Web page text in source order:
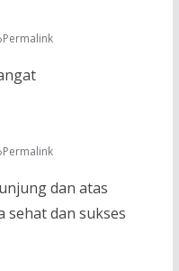
Permalink
Permalink
dan atas
sehat dan sukses